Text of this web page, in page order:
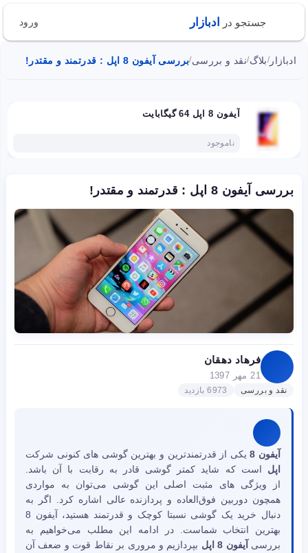
جستجو در ادبازار ورود
ادبازار /بلاگ/نقد و بررسی/بررسی آیفون 8 اپل : قدرتمند و مقتدر!
آیفون 8 اپل 64 گیگابایت
ناموجود
بررسی آیفون 8 اپل : قدرتمند و مقتدر!
فرهاد دهقان
21 مهر 1397
نقد و بررسی 6973 بازدید
آیفون 8
یکی از قدرتمندترین و بهترین گوشی های کنونی شرکت
اپل است که شاید کمتر گوشی قادر به رقابت با آن باشد.
از ویژگی های مثبت اصلی این گوشی می‌توان به مواردی
همچون دوربین فوق‌العاده و پردازنده عالی اشاره کرد. اگر به
دنبال خرید یک گوشی نسبتا کوچک و قدرتمند هستید، آیفون 8
بهترین انتخاب شماست. در ادامه این مطلب می‌خواهیم به
بررسی آیفون 8 اپل
بپردازیم و مروری بر نقاط قوت و ضعف آن